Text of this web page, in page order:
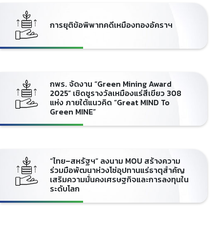
การยุติข้อพิพาทคดีเหมืองทองอัคราฯ
กพร. จัดงาน “Green Mining Award
2025” เชิดชูรางวัลเหมืองแร่สีเขียว 308
แห่ง ภายใต้แนวคิด “Great MIND To
Green MINE”
“ไทย–สหรัฐฯ” ลงนาม MOU สร้างความ
ร่วมมือพัฒนาห่วงโซ่อุปทานแร่ธาตุสำคัญ
เสริมความมั่นคงเศรษฐกิจและการลงทุนใน
ระดับโลก